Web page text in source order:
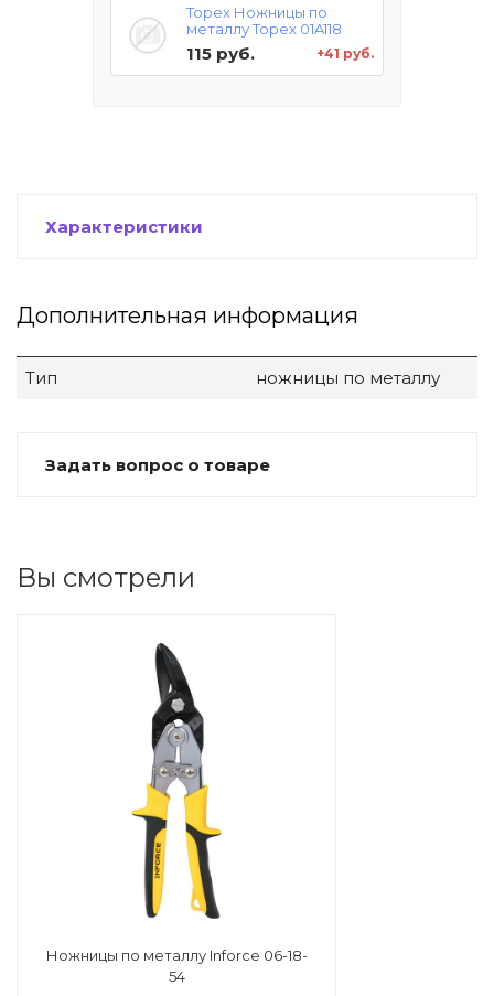
Topex Ножницы по
металлу Topex 01A118
115 руб. +41 руб.
Характеристики
Дополнительная информация
Тип ножницы по металлу
Задать вопрос о товаре
Вы смотрели
Ножницы по металлу Inforce 06-18-
54